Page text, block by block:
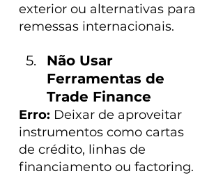
exterior ou alternativas para
remessas internacionais.
Não Usar
Ferramentas de
Trade Finance
Erro: Deixar de aproveitar
instrumentos como cartas
de crédito, linhas de
financiamento ou factoring.